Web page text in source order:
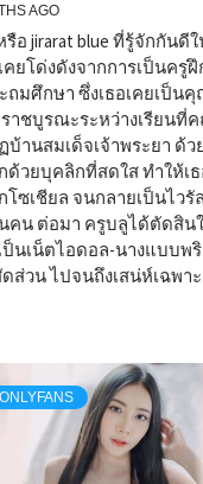
AGO
อ jirarat blue ที่รู้จักกันดี
ยโด่งดังจากการเป็นครู
ถมศึกษา ซึ่งเธอเคยเป็น
ราชบูรณะระหว่างเรียนที่
บ้านสมเด็จเจ้าพระยา ด้
วยบุคลิกที่สดใส ทำให้เ
โซเชียล จนกลายเป็นไว
คน ต่อมา ครูบลูได้ตัดสิน
นเน็ตไอดอล-นางแบบพ
ส่วน ไปจนถึงเสน่ห์เฉพา
ONLYFANS